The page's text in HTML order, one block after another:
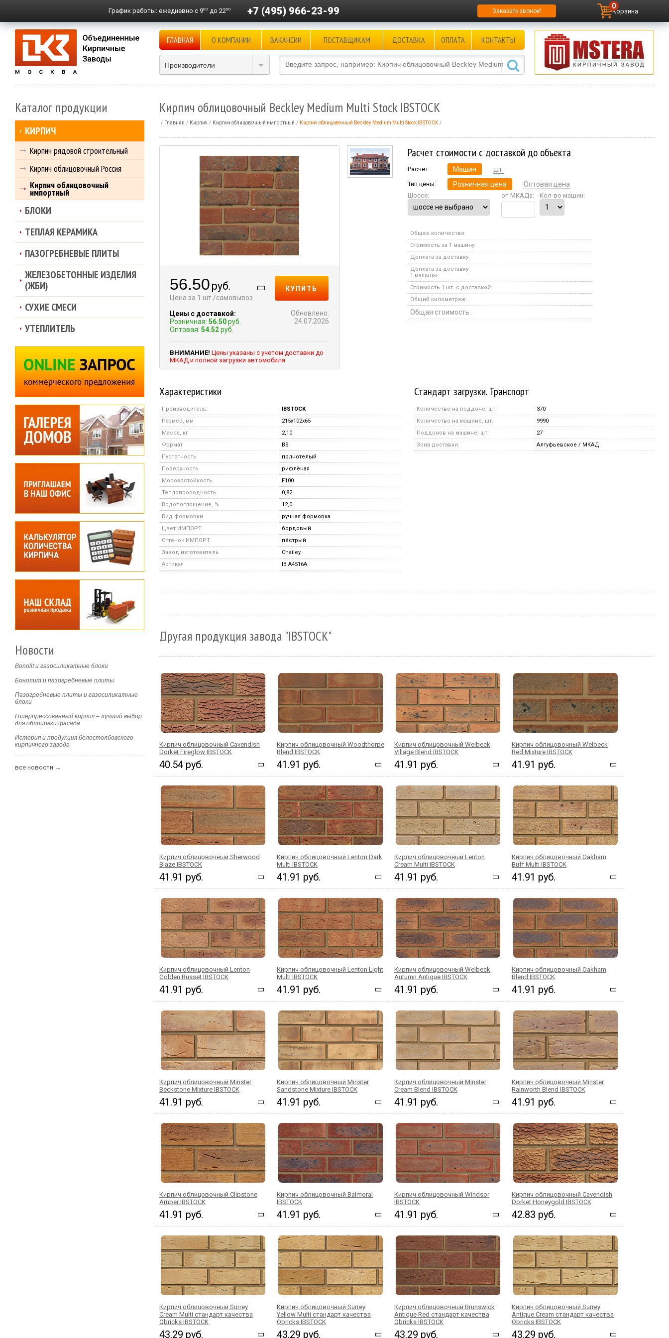
График работы: ежедневно с 900 до 2200 +7 (495) 966-23-99 Заказать звонок! Корзина
0
ГЛАВНАЯ О КОМПАНИИ ВАКАНСИИ ПОСТАВЩИКАМ ДОСТАВКА ОПЛАТА КОНТАКТЫ
Производители
Кирпич облицовочный Beckley Medium Multi Stock IBSTOCK
Главная Кирпич Кирпич облицовочный импортный Кирпич облицовочный Beckley Medium Multi Stock IBSTOCK
56.50 руб.
Цена за 1 шт./самовывоз
Цены с доставкой:
Розничная: 56.50руб.
Оптовая: 54.52руб.
КУПИТЬ
Обновлено:
24.07.2026
ВНИМАНИЕ! Цены указаны с учетом доставки до
МКАД и полной загрузки автомобиля
Расчет стоимости с доставкой до объекта
Расчет: Машин шт.
Тип цены: Розничная цена Оптовая цена
Шоссе: от МКАДа: Кол-во машин:
Общее количество:
Стоимость за 1 машину:
Доплата за доставку:
Доплата за доставку
1 машины:
Стоимость 1 шт. с доставкой:
Общий километраж:
Общая стоимость:
Характеристики
Производитель:
IBSTOCK
Размер, мм
215x102x65
Масса, кг
2,10
Формат
BS
Пустотность
полнотелый
Поверхность
рифлёная
Морозостойкость
F100
Теплопроводность
0,82
Водопоглощение, %
12,0
Вид формовки
ручная формовка
Цвет ИМПОРТ
бордовый
Оттенок ИМПОРТ
пёстрый
Завод изготовитель
Chailey
Артикул
IB A4516A
Стандарт загрузки. Транспорт
Количество на поддоне, шт.
370
Количество на машине, шт.
9990
Поддонов на машине, шт.
27
Зона доставки:
Алтуфьевское / МКАД
Другая продукция завода "IBSTOCK"
Кирпич облицовочный Cavendish
Dorket Fireglow IBSTOCK
40.54 руб.
Кирпич облицовочный Woodthorpe
Blend IBSTOCK
41.91 руб.
Кирпич облицовочный Welbeck
Village Blend IBSTOCK
41.91 руб.
Кирпич облицовочный Welbeck
Red Mixture IBSTOCK
41.91 руб.
Кирпич облицовочный Sherwood
Blaze IBSTOCK
41.91 руб.
Кирпич облицовочный Lenton Dark
Multi IBSTOCK
41.91 руб.
Кирпич облицовочный Lenton
Cream Multi IBSTOCK
41.91 руб.
Кирпич облицовочный Oakham
Buff Multi IBSTOCK
41.91 руб.
Кирпич облицовочный Lenton
Golden Russet IBSTOCK
41.91 руб.
Кирпич облицовочный Lenton Light
Multi IBSTOCK
41.91 руб.
Кирпич облицовочный Welbeck
Autumn Antique IBSTOCK
41.91 руб.
Кирпич облицовочный Oakham
Blend IBSTOCK
41.91 руб.
Кирпич облицовочный Minster
Beckstone Mixture IBSTOCK
41.91 руб.
Кирпич облицовочный Minster
Sandstone Mixture IBSTOCK
41.91 руб.
Кирпич облицовочный Minster
Cream Blend IBSTOCK
41.91 руб.
Кирпич облицовочный Minster
Rainworth Blend IBSTOCK
41.91 руб.
Кирпич облицовочный Clipstone
Amber IBSTOCK
41.91 руб.
Кирпич облицовочный Balmoral
IBSTOCK
41.91 руб.
Кирпич облицовочный Windsor
IBSTOCK
41.91 руб.
Кирпич облицовочный Cavendish
Dorket Honeygold IBSTOCK
42.83 руб.
Кирпич облицовочный Surrey
Cream Multi стандарт качества
Qbricks IBSTOCK
43.29 руб.
Кирпич облицовочный Surrey
Yellow Multi стандарт качества
Qbricks IBSTOCK
43.29 руб.
Кирпич облицовочный Brunswick
Antique Red стандарт качества
Qbricks IBSTOCK
43.29 руб.
Кирпич облицовочный Surrey
Antique Cream стандарт качества
Qbricks IBSTOCK
43.29 руб.
Каталог продукции
КИРПИЧ
Кирпич рядовой строительный
Кирпич облицовочный Россия
Кирпич облицовочный
импортный
БЛОКИ
ТЕПЛАЯ КЕРАМИКА
ПАЗОГРЕБНЕВЫЕ ПЛИТЫ
ЖЕЛЕЗОБЕТОННЫЕ ИЗДЕЛИЯ
(ЖБИ)
СУХИЕ СМЕСИ
УТЕПЛИТЕЛЬ
Новости
Bonolit и газосиликатные блоки
Бонолит и пазогребневые плиты
Пазогребневые плиты и газосиликатные
блоки
Гиперпрессованный кирпич – лучший выбор
для облицовки фасада
История и продукция белостолбовского
кирпичного завода
все новости →